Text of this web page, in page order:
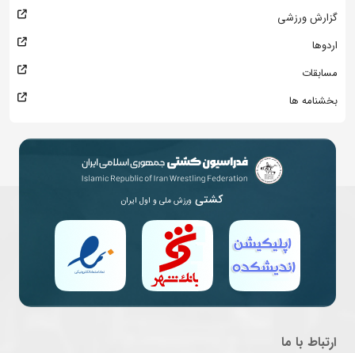
گزارش ورزشی
اردوها
مسابقات
بخشنامه ها
کشتی ورزش ملی و اول ایران
ارتباط با ما